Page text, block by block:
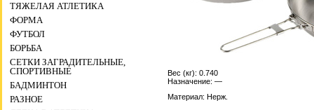
ТЯЖЕЛАЯ АТЛЕТИКА
ФОРМА
ФУТБОЛ
БОРЬБА
СЕТКИ ЗАГРАДИТЕЛЬНЫЕ,
СПОРТИВНЫЕ
БАДМИНТОН
РАЗНОЕ
Вес (кг): 0.740
Назначение: —
Материал: Нерж.